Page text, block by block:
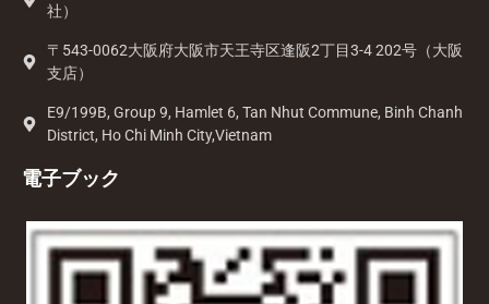
社）
〒543-0062大阪府大阪市天王寺区逢阪2丁目3-4 202号（大阪
支店）
E9/199B, Group 9, Hamlet 6, Tan Nhut Commune, Binh Chanh
District, Ho Chi Minh City,Vietnam
電子ブック